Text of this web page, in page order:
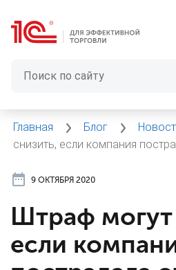
Главная Блог
снизить, если компания
9 ОКТЯБРЯ 2020
Штраф могут
если